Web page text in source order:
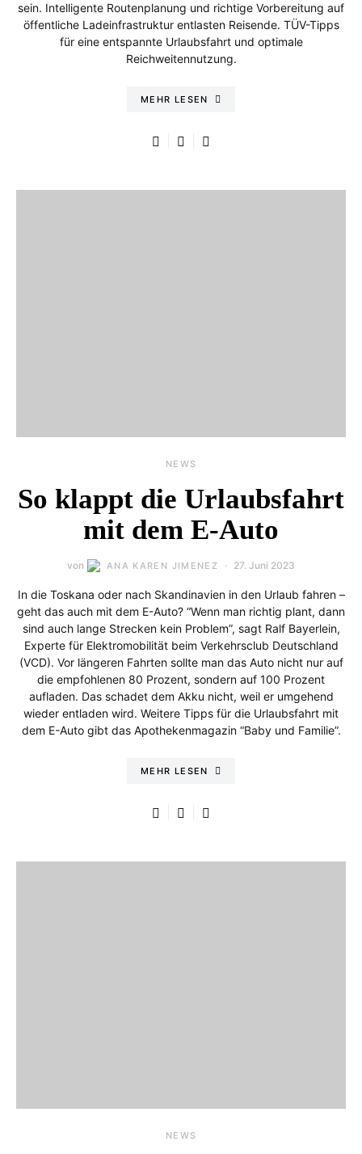
sein. Intelligente Routenplanung und richtige Vorbereitung auf
öffentliche Ladeinfrastruktur entlasten Reisende. TÜV-Tipps
für eine entspannte Urlaubsfahrt und optimale
Reichweitennutzung.
MEHR LESEN
NEWS
So klappt die Urlaubsfahrt
mit dem E-Auto
von ANA KAREN JIMENEZ 27. Juni 2023
In die Toskana oder nach Skandinavien in den Urlaub fahren –
geht das auch mit dem E-Auto? “Wenn man richtig plant, dann
sind auch lange Strecken kein Problem”, sagt Ralf Bayerlein,
Experte für Elektromobilität beim Verkehrsclub Deutschland
(VCD). Vor längeren Fahrten sollte man das Auto nicht nur auf
die empfohlenen 80 Prozent, sondern auf 100 Prozent
aufladen. Das schadet dem Akku nicht, weil er umgehend
wieder entladen wird. Weitere Tipps für die Urlaubsfahrt mit
dem E-Auto gibt das Apothekenmagazin “Baby und Familie”.
MEHR LESEN
NEWS